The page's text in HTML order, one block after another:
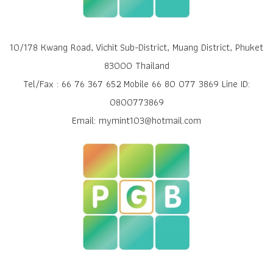
10/178 Kwang Road, Vichit Sub-District, Muang District, Phuket
83000 Thailand
Tel/Fax : 66 76 367 652 Mobile 66 80 077 3869 Line ID:
0800773869
Email: mymint103@hotmail.com